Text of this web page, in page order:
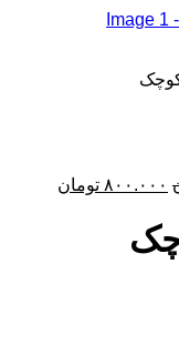
قیمت
بود.
۸۰۰.۰۰۰ تومان